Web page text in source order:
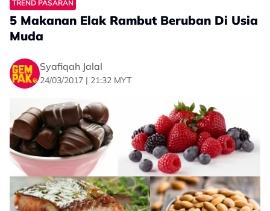
TREND PASARAN
5 Makanan Elak Rambut Beruban Di Usia
Muda
Syafiqah Jalal
24/03/2017 | 21:32 MYT